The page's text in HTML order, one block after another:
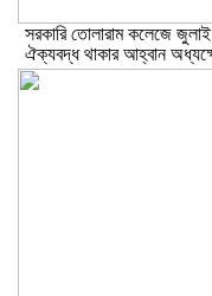
সরকারি তোলারাম কলেজে
ঐক্যবদ্ধ থাকার আহ্বান